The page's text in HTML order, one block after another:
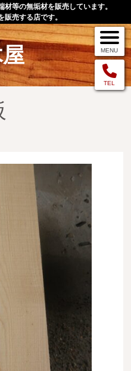
等の無垢材を販売しています。
売する店です。
TEL
MENU
について
店